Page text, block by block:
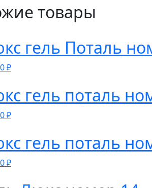
товары
гель Поталь
₽
гель поталь
₽
гель поталь
₽